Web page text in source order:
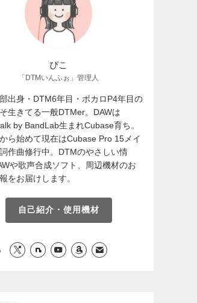
ぴこ
「DTMいんふぉ」管理人
出身・DTM6年目・ボカロP4年目の
生きてる一般DTMer。DAWは
by BandLab生まれCubase育ち。
ら始めて現在はCubase Pro 15メイ
作曲修行中。DTMのやさしい情
や歌声合成ソフト、周辺機材のお
をお届けします。
自己紹介・使用機材